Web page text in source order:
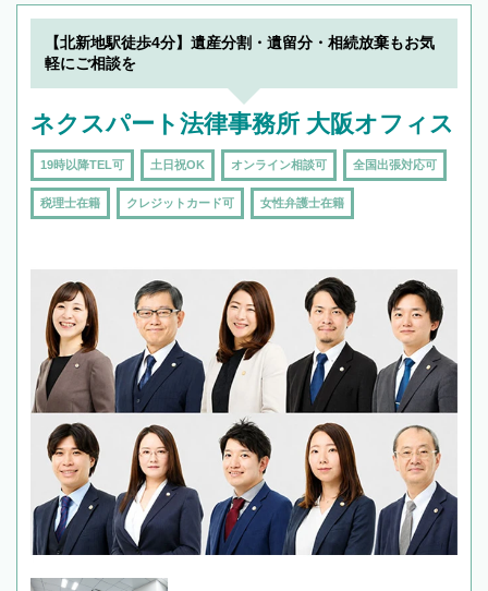
【北新地駅徒歩4分】遺産分割・遺留分・相続放棄もお気
軽にご相談を
ネクスパート法律事務所 大阪オフィス
19時以降TEL可 土日祝OK オンライン相談可 全国出張対応可
税理士在籍 クレジットカード可 女性弁護士在籍